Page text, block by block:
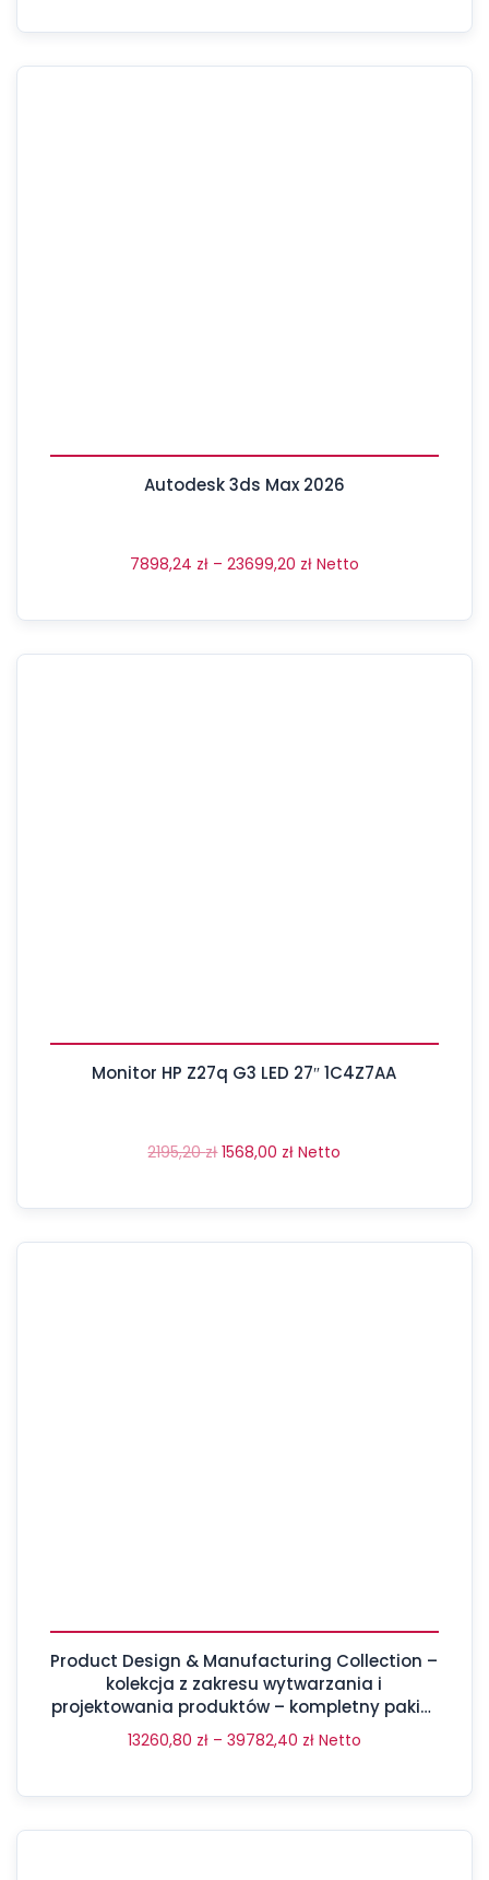
Autodesk 3ds Max 2026
7898,24 zł – 23699,20 zł Netto
Monitor HP Z27q G3 LED 27″ 1C4Z7AA
2195,20zł 1568,00 zł Netto
Product Design & Manufacturing Collection –
kolekcja z zakresu wytwarzania i
projektowania produktów – kompletny pakiet
aż 17 programów
13260,80 zł – 39782,40 zł Netto